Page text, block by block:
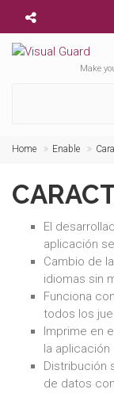
Make
Home Enable
El
aplicación
Cambio de
idiomas sin
Funciona
todos los
Imprime en
la aplicación
Distribución
de datos